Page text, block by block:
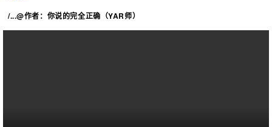
/...@作者：你说的完全正确（YAR师）